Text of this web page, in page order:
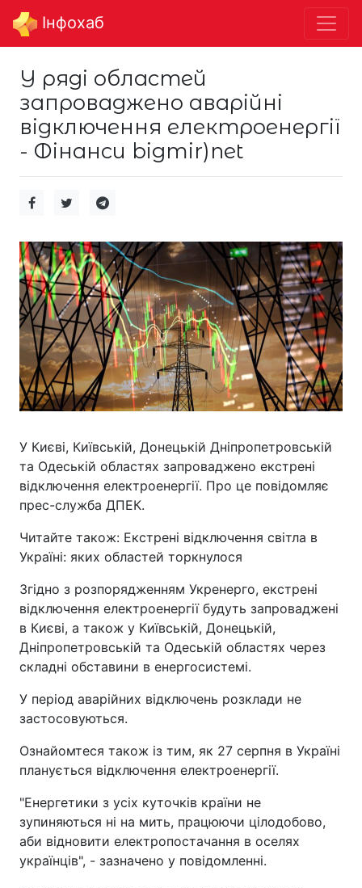
Інфохаб
У ряді областей
запроваджено аварійні
відключення електроенергії
- Фінанси bigmir)net
У Києві, Київській, Донецькій Дніпропетровській
та Одеській областях запроваджено екстрені
відключення електроенергії. Про це повідомляє
прес-служба ДПЕК.
Читайте також: Екстрені відключення світла в
Україні: яких областей торкнулося
Згідно з розпорядженням Укренерго, екстрені
відключення електроенергії будуть запроваджені
в Києві, а також у Київській, Донецькій,
Дніпропетровській та Одеській областях через
складні обставини в енергосистемі.
У період аварійних відключень розклади не
застосовуються.
Ознайомтеся також із тим, як 27 серпня в Україні
планується відключення електроенергії.
"Енергетики з усіх куточків країни не
зупиняються ні на мить, працюючи цілодобово,
аби відновити електропостачання в оселях
українців", - зазначено у повідомленні.